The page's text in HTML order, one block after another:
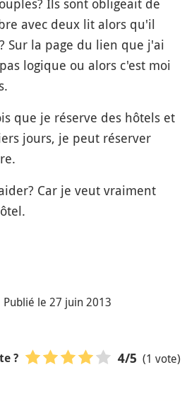
Ils sont obligeait de
avec deux lit alors qu'il
Sur la page du lien que j'ai
logique ou alors c'est moi
que je réserve des hôtels et
jours, je peut réserver
Car je veut vraiment
Publié le 27 juin 2013
? 4/5 (1 vote)